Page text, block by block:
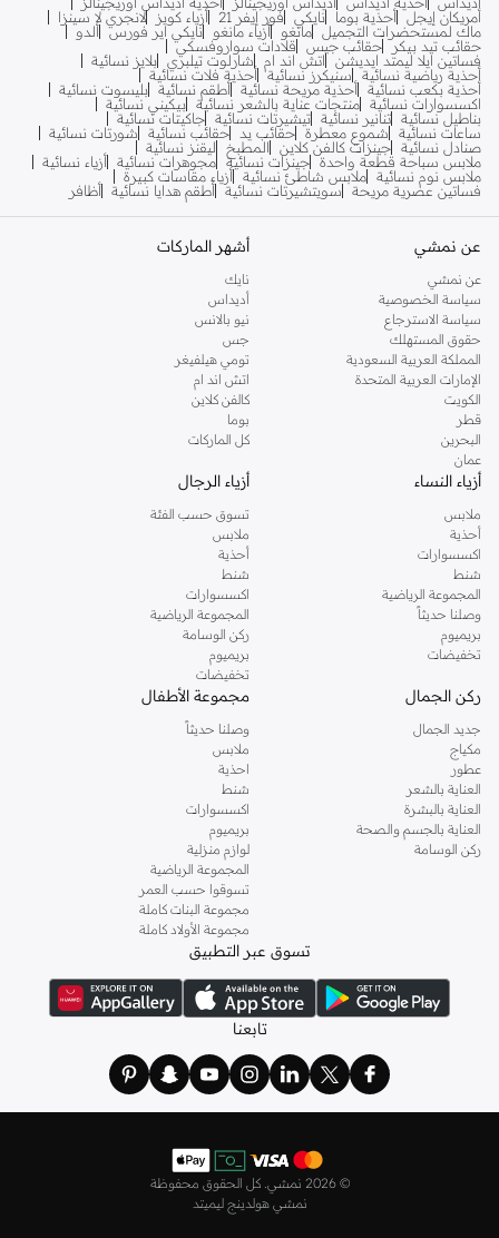
أمريكان إيجل أحذية بوما نايكي فور إيفر 21 أزياء كويز
لانجري لا سينزا
ماك لمستحضرات التجميل مانغو أزياء مانغو نايكي اير فورس ألدو
حقائب تيد بيكر
حقائب جيس
قلادات سواروفسكي
فساتين ايلا ليمتد ايديشن
اتش اند ام شارلوت تيلبري بلايز نسائية
أحذية رياضية نسائية
سنيكرز نسائية أحذية فلات نسائية
أحذية بكعب نسائية أحذية مريحة نسائية أطقم نسائية بليسوت نسائية
اكسسوارات نسائية منتجات عناية بالشعر نسائية بيكيني نسائية
بناطيل نسائية تنانير نسائية تيشيرتات نسائية جاكيتات نسائية
ساعات نسائية
شموع معطرة حقائب يد حقائب نسائية
شورتات نسائية
صنادل نسائية جينزات كالفن كلاين المطبخ
ليقنز نسائية
ملابس سباحة قطعة واحدة جينزات نسائية مجوهرات نسائية أزياء نسائية
ملابس نوم نسائية ملابس شاطئ نسائية أزياء مقاسات كبيرة
فساتين عصرية مريحة
سويتشيرتات نسائية أطقم هدايا نسائية أظافر
عن نمشي
عن نمشي
سياسة الخصوصية
سياسة الاسترجاع
حقوق المستهلك
المملكة العربية السعودية
الإمارات العربية المتحدة
الكويت
قطر
البحرين
عمان
أشهر الماركات
نايك
أديداس
نيو بالانس
جس
تومي هيلفيغر
اتش اند ام
كالفن كلاين
بوما
كل الماركات
أزياء النساء
ملابس
أحذية
اكسسوارات
شنط
المجموعة الرياضية
وصلنا حديثاً
بريميوم
تخفيضات
أزياء الرجال
تسوق حسب الفئة
ملابس
أحذية
شنط
اكسسوارات
المجموعة الرياضية
ركن الوسامة
بريميوم
تخفيضات
ركن الجمال
جديد الجمال
مكياج
عطور
العناية بالشعر
العناية بالبشرة
العناية بالجسم والصحة
ركن الوسامة
مجموعة الأطفال
وصلنا حديثاً
ملابس
احذية
شنط
اكسسوارات
بريميوم
لوازم منزلية
المجموعة الرياضية
تسوقوا حسب العمر
مجموعة البنات كاملة
مجموعة الأولاد كاملة
تسوق عبر التطبيق
تابعنا
© 2026 نمشي. كل الحقوق محفوظة
نمشي هولدينج ليميتد